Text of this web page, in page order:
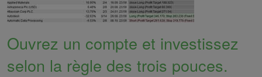
Ouvrez un compte et investissez
selon la règle des trois pouces.